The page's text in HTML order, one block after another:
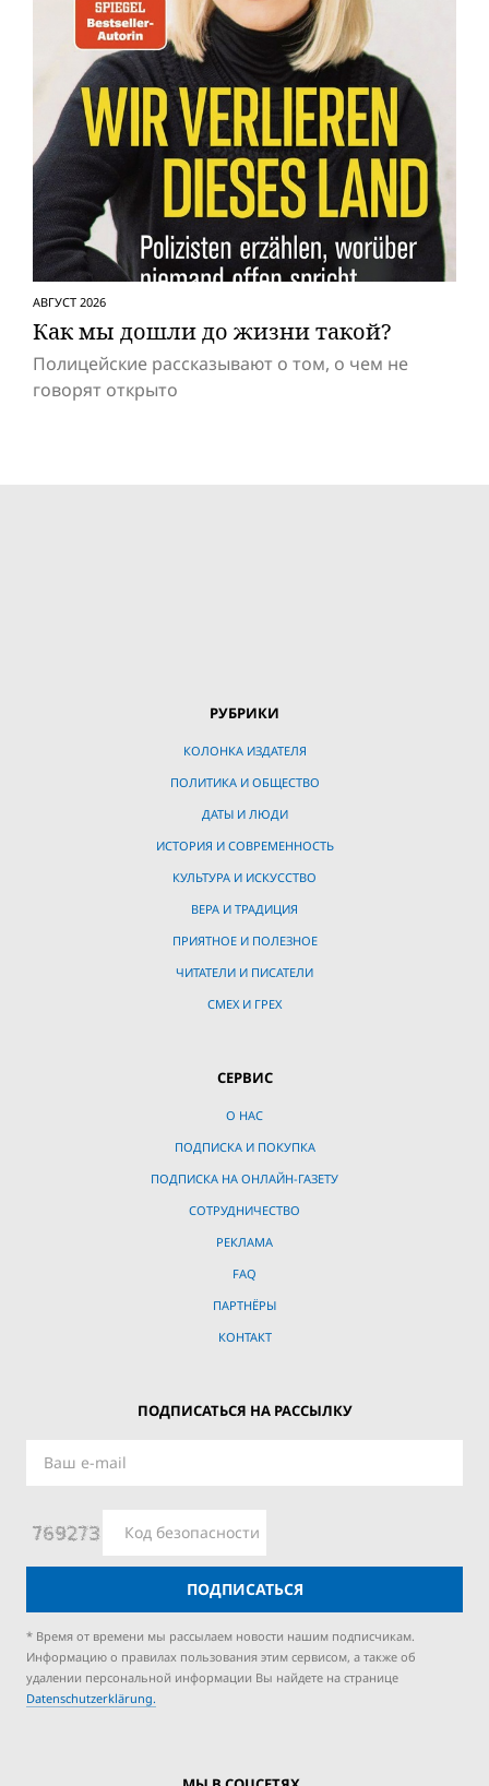
АВГУСТ 2026
Как мы дошли до жизни такой?
Полицейские рассказывают о том, о чем не
говорят открыто
РУБРИКИ
КОЛОНКА ИЗДАТЕЛЯ
ПОЛИТИКА И ОБЩЕСТВО
ДАТЫ И ЛЮДИ
ИСТОРИЯ И СОВРЕМЕННОСТЬ
КУЛЬТУРА И ИСКУССТВО
ВЕРА И ТРАДИЦИЯ
ПРИЯТНОЕ И ПОЛЕЗНОЕ
ЧИТАТЕЛИ И ПИСАТЕЛИ
СМЕХ И ГРЕХ
СЕРВИС
О НАС
ПОДПИСКА И ПОКУПКА
ПОДПИСКА НА ОНЛАЙН-ГАЗЕТУ
СОТРУДНИЧЕСТВО
РЕКЛАМА
FAQ
ПАРТНЁРЫ
КОНТАКТ
ПОДПИСАТЬСЯ НА РАССЫЛКУ
ПОДПИСАТЬСЯ
* Время от времени мы рассылаем новости нашим подписчикам.
Информацию о правилах пользования этим сервисом, а также об
удалении персональной информации Вы найдете на странице
Datenschutzerklärung.